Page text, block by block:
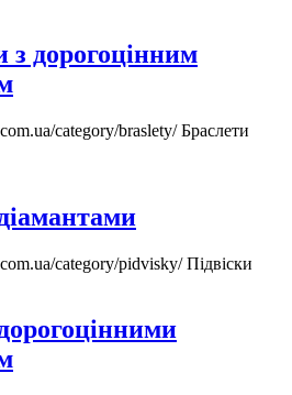
з дорогоцінним
category/braslety/Браслети
category/pidvisky/Підвіски